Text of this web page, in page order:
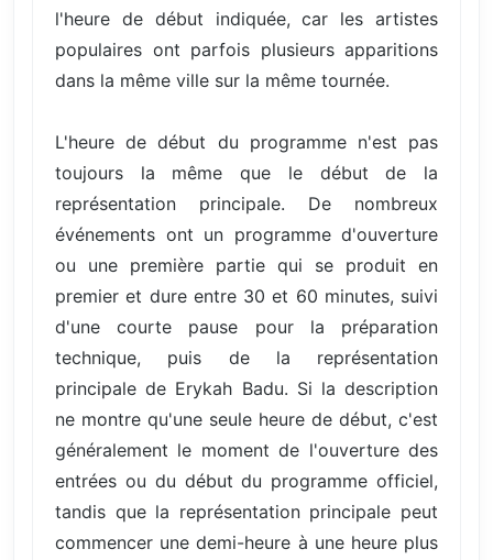
l'heure de début indiquée, car les artistes
populaires ont parfois plusieurs apparitions
dans la même ville sur la même tournée.
L'heure de début du programme n'est pas
toujours la même que le début de la
représentation principale. De nombreux
événements ont un programme d'ouverture
ou une première partie qui se produit en
premier et dure entre 30 et 60 minutes, suivi
d'une courte pause pour la préparation
technique, puis de la représentation
principale de Erykah Badu. Si la description
ne montre qu'une seule heure de début, c'est
généralement le moment de l'ouverture des
entrées ou du début du programme officiel,
tandis que la représentation principale peut
commencer une demi-heure à une heure plus